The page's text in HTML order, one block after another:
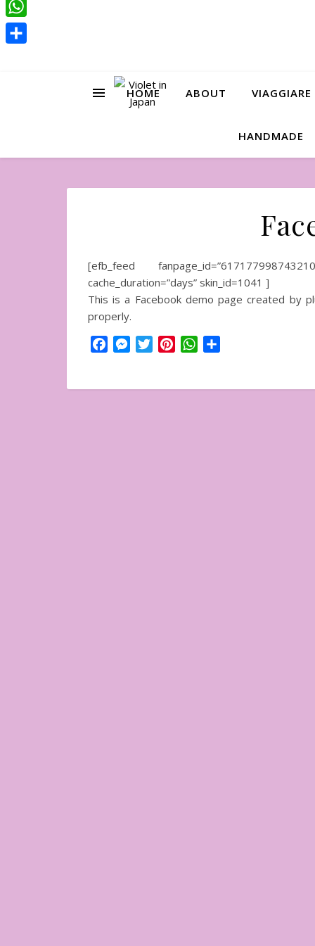
HOME ABOUT
HANDMADE
[efb_feed
cache_duration=”days” skin_id=1041 ]
This is a Facebook demo page created by
properly.
FacebookMessenger
TwitterPinterestWhatsApp
WhatsApp